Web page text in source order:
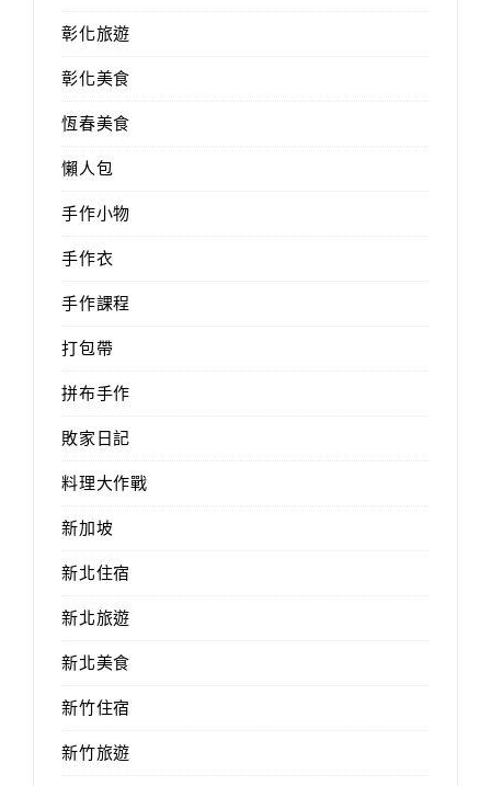
彰化旅遊
彰化美食
恆春美食
懶人包
手作小物
手作衣
手作課程
打包帶
拼布手作
敗家日記
料理大作戰
新加坡
新北住宿
新北旅遊
新北美食
新竹住宿
新竹旅遊